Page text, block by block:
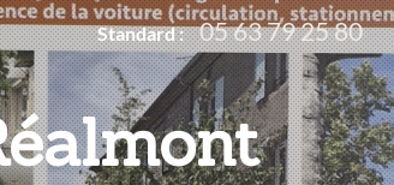
Standard : 05 63 79 25 80